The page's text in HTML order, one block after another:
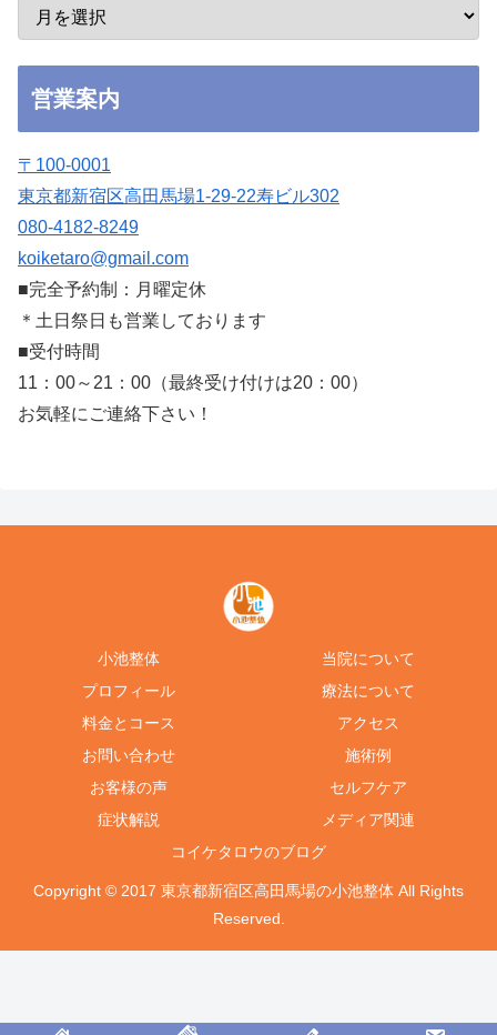
営業案内
〒100-0001
東京都新宿区高田馬場1-29-22寿ビル302
080-4182-8249
koiketaro@gmail.com
■完全予約制：月曜定休
＊土日祭日も営業しております
■受付時間
11：00～21：00（最終受け付けは20：00）
お気軽にご連絡下さい！
小池整体
当院について
プロフィール
療法について
料金とコース
アクセス
お問い合わせ
施術例
お客様の声
セルフケア
症状解説
メディア関連
コイケタロウのブログ
Copyright © 2017 東京都新宿区高田馬場の小池整体 All Rights
Reserved.